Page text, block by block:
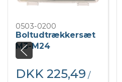
0503-0200
Boltudtrækkersæt
M3-M24
DKK 225,49 /